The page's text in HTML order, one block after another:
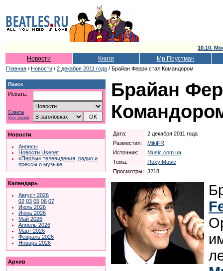
10.10.
Новости Книги Мр.Поустман
Главная / Новости / 2 декабря 2011 года / Брайан Ферри стал Командором
Поиск
Искать:
Советы
Vox populi
Новости
Анонсы
Новости Usenet
«Перлы» телевидения, радио и
прессы о музыке…
Календарь
Август 2026
02 03 05 06 07
Июль 2026
Июнь 2026
Май 2026
Апрель 2026
Март 2026
Февраль 2026
Январь 2026
Архив
Брайан
Дата:
2 декабря 2011 года
Разместил:
MikiFR
Источник:
Music.com.ua
Тема:
Roxy Music
Просмотры:
3218